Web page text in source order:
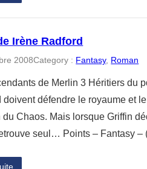
Irène Radford
2008Category : Fantasy, Roman
de Merlin 3 Héritiers du
doivent défendre le royaume et
du Chaos. Mais lorsque Griffin
seul… Points – Fantasy